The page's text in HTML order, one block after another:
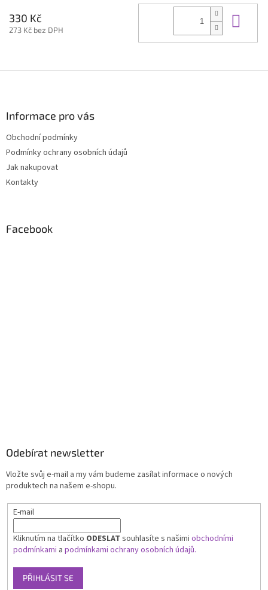
330 Kč
273 Kč bez DPH
Informace pro vás
Obchodní podmínky
Podmínky ochrany osobních údajů
Jak nakupovat
Kontakty
Facebook
Odebírat newsletter
Vložte svůj e-mail a my vám budeme zasílat informace o nových
produktech na našem e-shopu.
E-mail
Kliknutím na tlačítko ODESLAT souhlasíte s našimi obchodními
podmínkami a podmínkami ochrany osobních údajů.
PŘIHLÁSIT SE